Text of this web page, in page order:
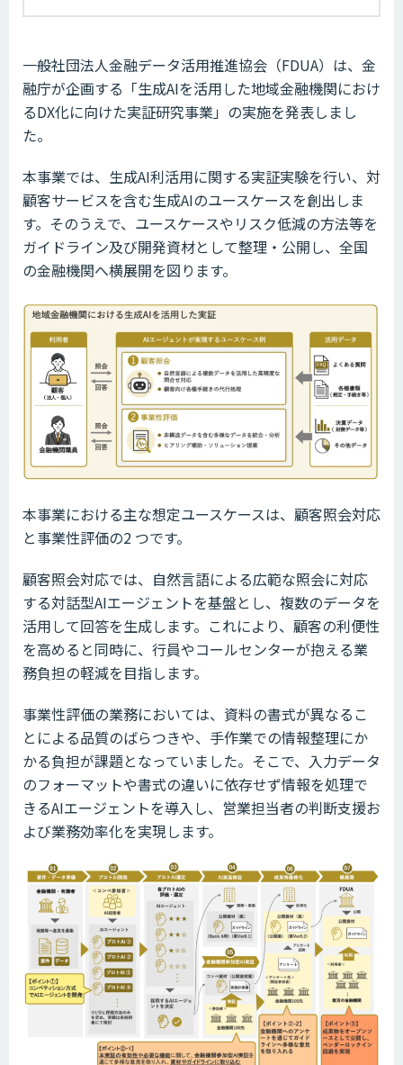
一般社団法人金融データ活用推進協会（FDUA）は、金
融庁が企画する「生成AIを活用した地域金融機関におけ
るDX化に向けた実証研究事業」の実施を発表しまし
た。
本事業では、生成AI利活用に関する実証実験を行い、対
顧客サービスを含む生成AIのユースケースを創出しま
す。そのうえで、ユースケースやリスク低減の方法等を
ガイドライン及び開発資材として整理・公開し、全国
の金融機関へ横展開を図ります。
本事業における主な想定ユースケースは、顧客照会対応
と事業性評価の2 つです。
顧客照会対応では、自然言語による広範な照会に対応
する対話型AIエージェントを基盤とし、複数のデータを
活用して回答を生成します。これにより、顧客の利便性
を高めると同時に、行員やコールセンターが抱える業
務負担の軽減を目指します。
事業性評価の業務においては、資料の書式が異なるこ
とによる品質のばらつきや、手作業での情報整理にか
かる負担が課題となっていました。そこで、入力データ
のフォーマットや書式の違いに依存せず情報を処理で
きるAIエージェントを導入し、営業担当者の判断支援お
よび業務効率化を実現します。